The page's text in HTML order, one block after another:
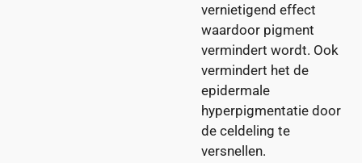
vernietigend effect
waardoor pigment
vermindert wordt. Ook
vermindert het de
epidermale
hyperpigmentatie door
de celdeling te
versnellen.